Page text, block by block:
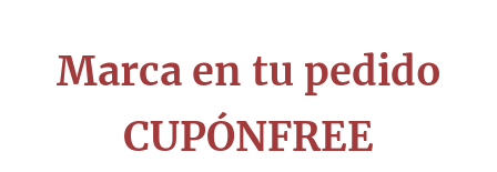
Marca en tu pedido
CUPÓNFREE